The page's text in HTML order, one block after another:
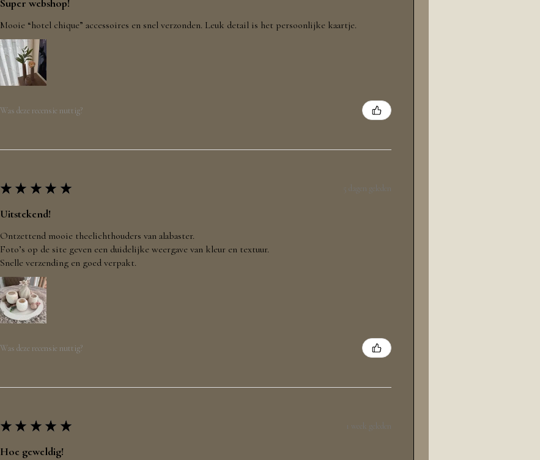
Super webshop!
Mooie “hotel chique” accessoires en snel verzonden. Leuk detail is het persoonlijke kaartje.
Was deze recensie nuttig?
★ ★ ★ ★ ★ 5 dagen geleden
Uitstekend!
Ontzettend mooie theelichthouders van alabaster.
Foto’s op de site geven een duidelijke weergave van kleur en textuur.
Snelle verzending en goed verpakt.
Was deze recensie nuttig?
★ ★ ★ ★ ★ 1 week geleden
Hoe geweldig!